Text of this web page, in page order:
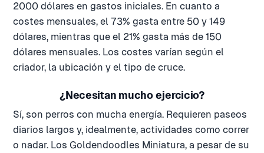
2000 dólares en gastos iniciales. En cuanto a
costes mensuales, el 73% gasta entre 50 y 149
dólares, mientras que el 21% gasta más de 150
dólares mensuales. Los costes varían según el
criador, la ubicación y el tipo de cruce.
¿Necesitan mucho ejercicio?
Sí, son perros con mucha energía. Requieren paseos
diarios largos y, idealmente, actividades como correr
o nadar. Los Goldendoodles Miniatura, a pesar de su